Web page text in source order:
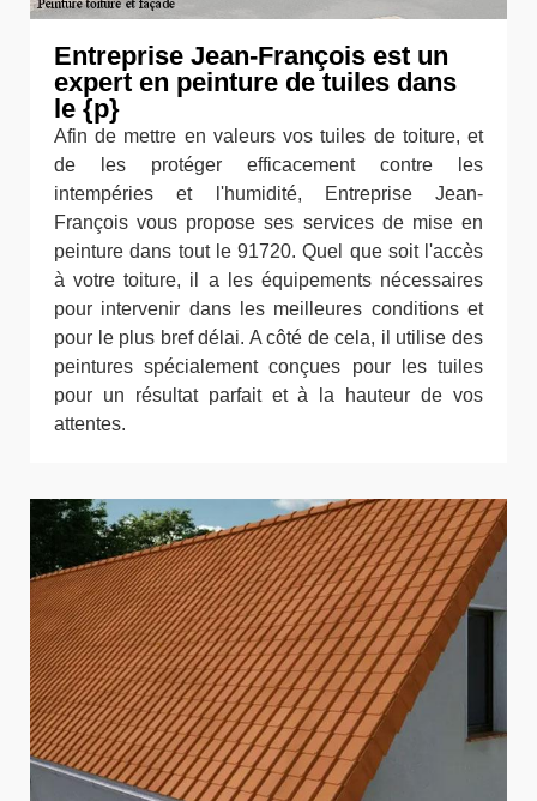
Entreprise Jean-François est un
expert en peinture de tuiles dans
le {p}
Afin de mettre en valeurs vos tuiles de toiture, et
de les protéger efficacement contre les
intempéries et l'humidité, Entreprise Jean-
François vous propose ses services de mise en
peinture dans tout le 91720. Quel que soit l'accès
à votre toiture, il a les équipements nécessaires
pour intervenir dans les meilleures conditions et
pour le plus bref délai. A côté de cela, il utilise des
peintures spécialement conçues pour les tuiles
pour un résultat parfait et à la hauteur de vos
attentes.